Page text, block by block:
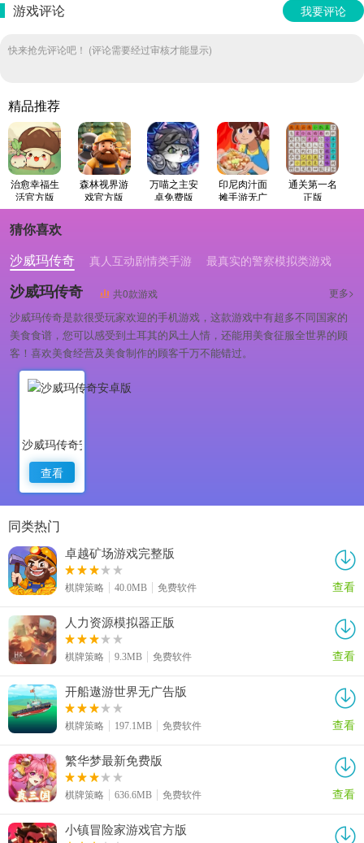
游戏评论 我要评论
快来抢先评论吧！ (评论需要经过审核才能显示)
精品推荐
治愈幸福生
活官方版
森林视界游
戏官方版
万喵之主安
卓免费版
印尼肉汁面
摊手游无广
告版
通关第一名
正版
猜你喜欢
沙威玛传奇
真人互动剧情类手游 最真实的警察模拟类游戏
沙威玛传奇 共0款游戏 更多>
沙威玛传奇是款很受玩家欢迎的手机游戏，这款游戏中有超多不同国家的
美食食谱，您可以感受到土耳其的风土人情，还能用美食征服全世界的顾
客！喜欢美食经营及美食制作的顾客千万不能错过。
沙威玛传奇安卓版
查看
同类热门
卓越矿场游戏完整版
棋牌策略 40.0MB 免费软件 查看
人力资源模拟器正版
棋牌策略 9.3MB 免费软件 查看
开船遨游世界无广告版
棋牌策略 197.1MB 免费软件 查看
繁华梦最新免费版
棋牌策略 636.6MB 免费软件 查看
小镇冒险家游戏官方版